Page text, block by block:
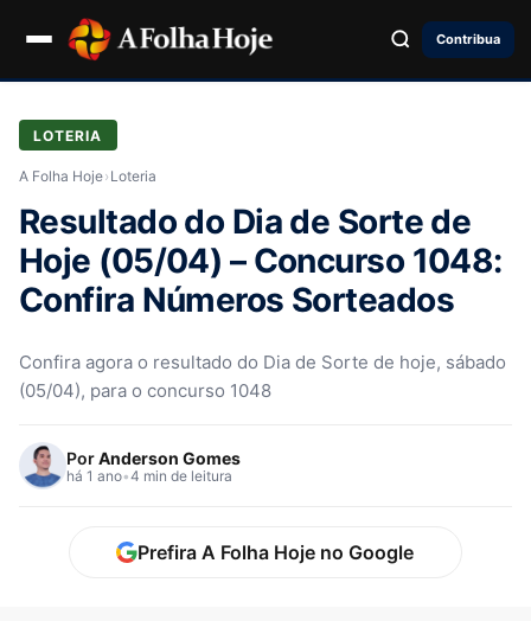
Contribua
LOTERIA
A Folha Hoje› Loteria
Resultado do Dia de Sorte de
Hoje (05/04) – Concurso 1048:
Confira Números Sorteados
Confira agora o resultado do Dia de Sorte de hoje, sábado
(05/04), para o concurso 1048
PorAnderson Gomes
há 1 ano•4 min de leitura
Prefira A Folha Hoje no Google